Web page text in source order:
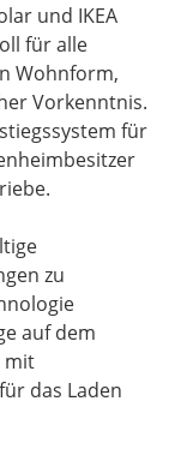
und IKEA
für alle
Wohnform,
Vorkenntnis.
für
zu
auf dem
mit
das Laden